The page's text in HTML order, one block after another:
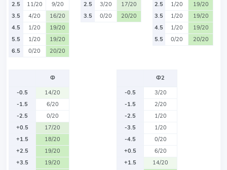
2.5
11/20
9/20
3.5
4/20
16/20
4.5
1/20
19/20
5.5
1/20
19/20
6.5
0/20 20/20
2.5
3/20
17/20
3.5
0/20 20/20
2.5
1/20
19/20
3.5
1/20
19/20
4.5
1/20
19/20
5.5
0/20 20/20
Ф
-0.5
14/20
-1.5
6/20
-2.5
0/20
+0.5
17/20
+1.5
18/20
+2.5
19/20
+3.5
19/20
Ф2
-0.5
3/20
-1.5
2/20
-2.5
1/20
-3.5
1/20
-4.5
0/20
+0.5
6/20
+1.5
14/20